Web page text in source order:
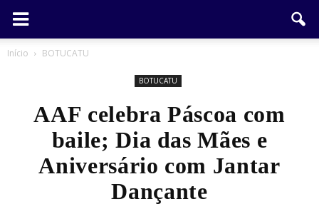
Início BOTUCATU
BOTUCATU
AAF celebra Páscoa com
baile; Dia das Mães e
Aniversário com Jantar
Dançante